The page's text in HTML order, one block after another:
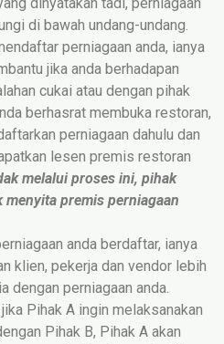
di bawah undang-undang.
perniagaan anda, ianya
jika anda berhadapan
cukai atau dengan pihak
berhasrat membuka restoran,
perniagaan dahulu dan
lesen premis restoran
melalui proses ini, pihak
menyita premis perniagaan
anda berdaftar, ianya
klien, pekerja dan vendor lebih
dengan perniagaan anda.
Pihak A ingin melaksanakan
Pihak B, Pihak A akan